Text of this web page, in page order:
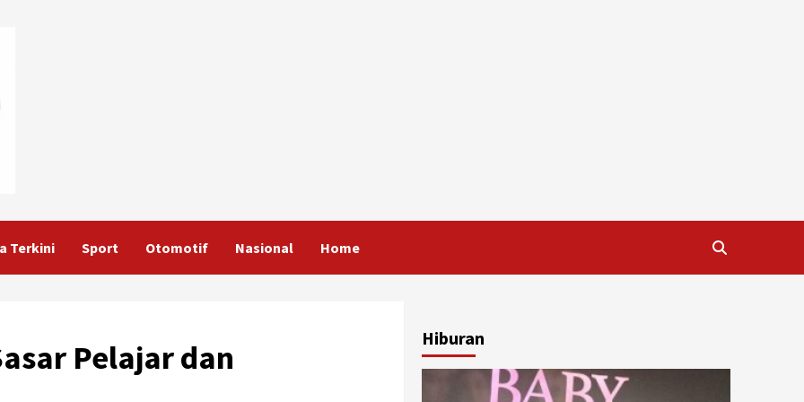
Terkini Sport Otomotif Nasional Home
Pelajar dan
Hiburan